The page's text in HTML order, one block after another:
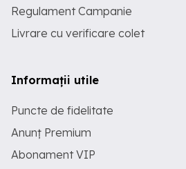
Regulament Campanie
Livrare cu verificare colet
Informații utile
Puncte de fidelitate
Anunț Premium
Abonament VIP